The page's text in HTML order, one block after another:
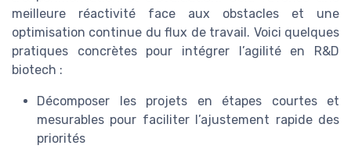
meilleure réactivité face aux obstacles et une
optimisation continue du flux de travail. Voici quelques
pratiques concrètes pour intégrer l’agilité en R&D
biotech :
Décomposer les projets en étapes courtes et
mesurables pour faciliter l’ajustement rapide des
priorités